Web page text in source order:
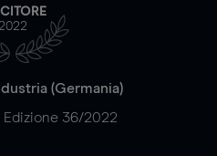
(Germania)
Edizione 36/2022